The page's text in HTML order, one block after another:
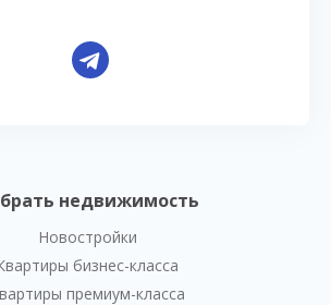
недвижимость
Новостройки
бизнес-класса
премиум-класса